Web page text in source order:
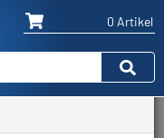
0 Artikel